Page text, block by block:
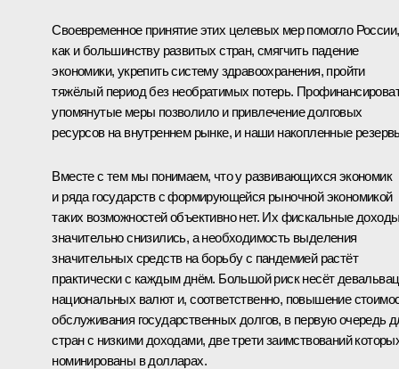
Своевременное принятие этих целевых мер помогло России,
как и большинству развитых стран, смягчить падение
экономики, укрепить систему здравоохранения, пройти
тяжёлый период без необратимых потерь.
упомянутые меры позволило и привлечение долговых
ресурсов на внутреннем рынке, и наши накопленные
Вместе с тем мы понимаем, что у развивающихся экономик
и ряда государств с формирующейся рыночной экономикой
таких возможностей объективно нет. Их фискальные
значительно снизились, а необходимость выделения
значительных средств на борьбу с пандемией растёт
практически с каждым днём. Большой риск несёт
национальных валют и, соответственно, повышение
обслуживания государственных долгов, в первую очередь
стран с низкими доходами, две трети заимствований
номинированы в долларах.